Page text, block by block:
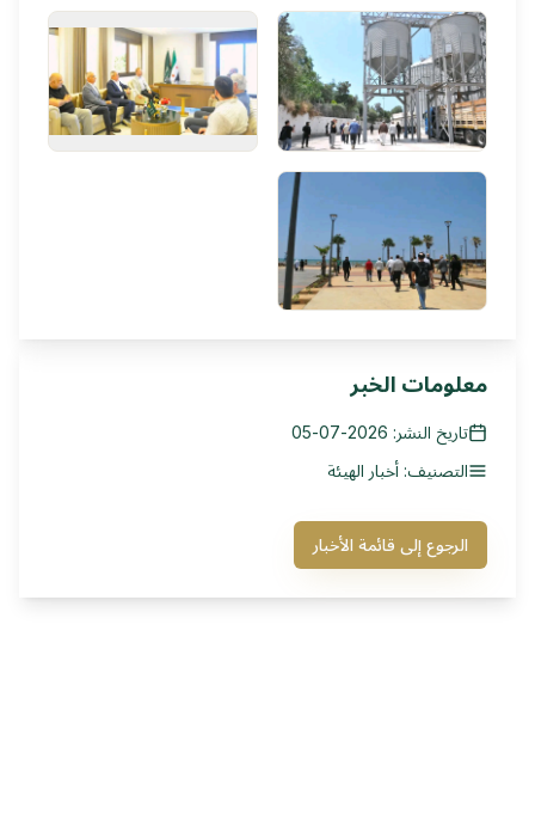
معلومات الخبر
تاريخ النشر: 2026-07-05
التصنيف: أخبار الهيئة
الرجوع إلى قائمة الأخبار